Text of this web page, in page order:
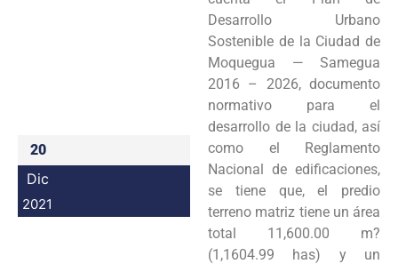
20
Dic
2021
Desarrollo Urbano
Sostenible de la Ciudad de
Moquegua — Samegua
2016 – 2026, documento
normativo para el
desarrollo de la ciudad, así
como el Reglamento
Nacional de edificaciones,
se tiene que, el predio
terreno matriz tiene un área
total 11,600.00 m?
(1,1604.99 has) y un